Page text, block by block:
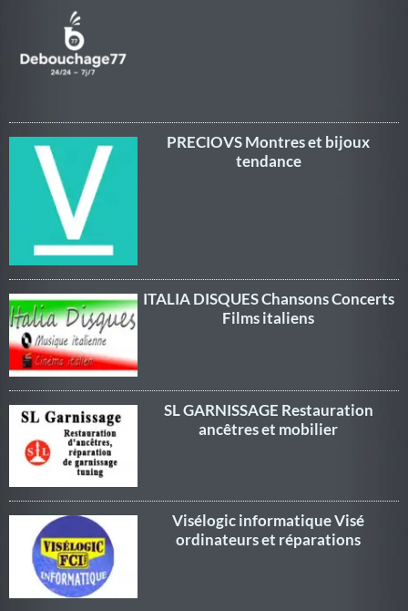
PRECIOVS Montres et bijoux
tendance
ITALIA DISQUES Chansons Concerts
Films italiens
SL GARNISSAGE Restauration
ancêtres et mobilier
Visélogic informatique Visé
ordinateurs et réparations